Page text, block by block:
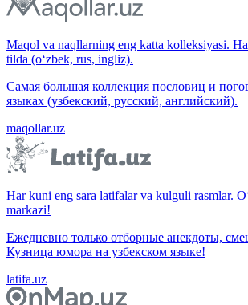
Maqol va naqllarning eng katta kolleksiyasi.
tilda (o‘zbek, rus, ingliz).
Самая большая коллекция пословиц и
языках (узбекский, русский, английский).
maqollar.uz
Har kuni eng sara latifalar va kulguli rasmlar.
markazi!
Ежедневно только отборные анекдоты,
Кузница юмора на узбекском языке!
latifa.uz